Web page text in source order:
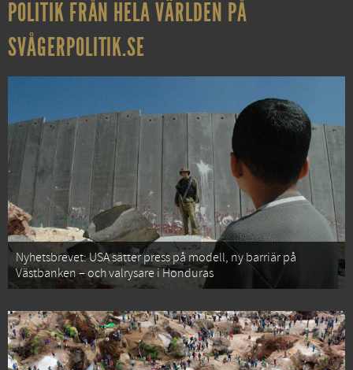
POLITIK FRÅN HELA VÄRLDEN PÅ
SVÅGERPOLITIK.SE
Nyhetsbrevet: USA sätter press på modell, ny barriär på
Västbanken – och valrysare i Honduras